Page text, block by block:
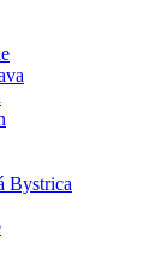
Bystrica